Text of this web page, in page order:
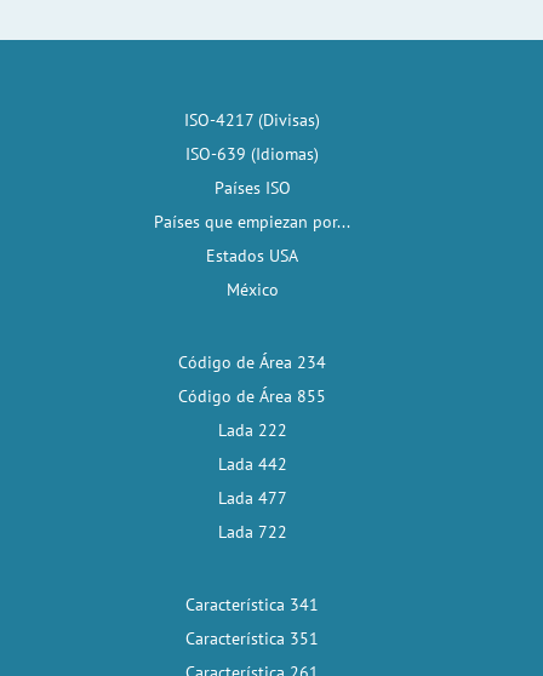
ISO-4217 (Divisas)
ISO-639 (Idiomas)
Países ISO
Países que empiezan por...
Estados USA
México
Código de Área 234
Código de Área 855
Lada 222
Lada 442
Lada 477
Lada 722
Característica 341
Característica 351